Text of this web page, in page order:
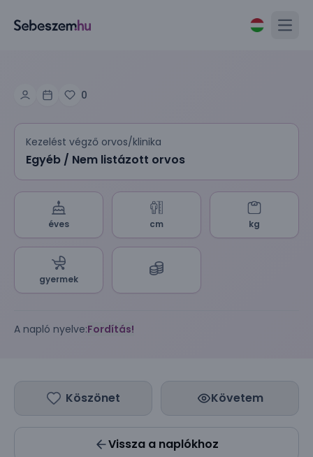
0
Kezelést végző orvos/klinika
Egyéb / Nem listázott orvos
éves cm kg
gyermek
A napló nyelve:Fordítás!
Köszönet Követem
Vissza a naplókhoz